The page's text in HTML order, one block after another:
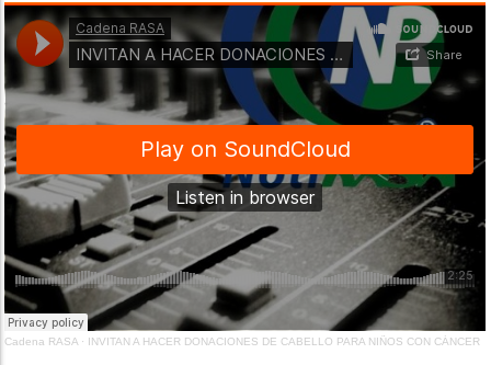
Cadena RASA · INVITAN A HACER DONACIONES DE CABELLO PARA NIÑOS CON CÁNCER